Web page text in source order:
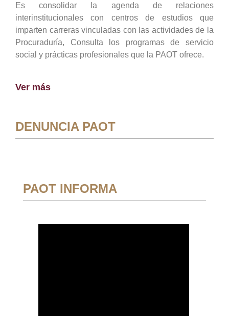
Es consolidar la agenda de relaciones
interinstitucionales con centros de estudios que
imparten carreras vinculadas con las actividades de la
Procuraduría, Consulta los programas de servicio
social y prácticas profesionales que la PAOT ofrece.
Ver más
DENUNCIA PAOT
PAOT INFORMA